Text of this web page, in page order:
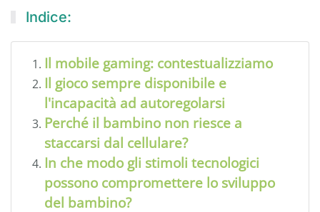
Indice:
Il mobile gaming: contestualizziamo
Il gioco sempre disponibile e
l'incapacità ad autoregolarsi
Perché il bambino non riesce a
staccarsi dal cellulare?
In che modo gli stimoli tecnologici
possono compromettere lo sviluppo
del bambino?